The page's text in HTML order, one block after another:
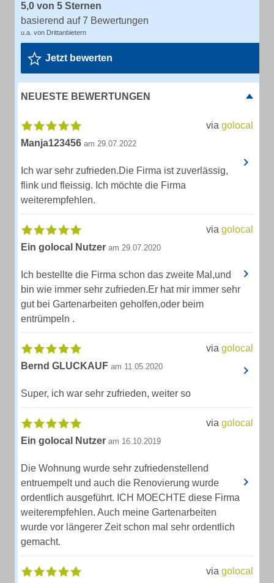
5,0 von 5 Sternen
basierend auf 7 Bewertungen
u.a. von Drittanbietern
Jetzt bewerten
NEUESTE BEWERTUNGEN
via golocal
Manja123456 am 29.07.2022
Ich war sehr zufrieden.Die Firma ist zuverlässig,
flink und fleissig. Ich möchte die Firma
weiterempfehlen.
via golocal
Ein golocal Nutzer am 29.07.2020
Ich bestellte die Firma schon das zweite Mal,und
bin wie immer sehr zufrieden.Er hat mir immer sehr
gut bei Gartenarbeiten geholfen,oder beim
entrümpeln .
via golocal
Bernd GLUCKAUF am 11.05.2020
Super, ich war sehr zufrieden, weiter so
via golocal
Ein golocal Nutzer am 16.10.2019
Die Wohnung wurde sehr zufriedenstellend
entruempelt und auch die Renovierung wurde
ordentlich ausgeführt. ICH MOECHTE diese Firma
weiterempfehlen. Auch meine Gartenarbeiten
wurde vor längerer Zeit schon mal sehr ordentlich
gemacht.
via golocal